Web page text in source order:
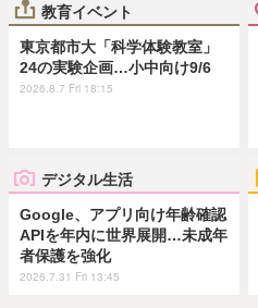
教育イベント
東京都市大「科学体験教室」
24の実験企画…小中向け9/6
2026.8.7 Fri 18:15
デジタル生活
Google、アプリ向け年齢確認
APIを年内に世界展開…未成年
者保護を強化
2026.7.31 Fri 13:45